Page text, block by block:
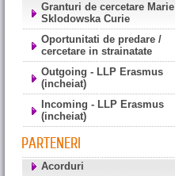
Granturi de cercetare Marie
Sklodowska Curie
Oportunitati de predare /
cercetare in strainatate
Outgoing - LLP Erasmus
(incheiat)
Incoming - LLP Erasmus
(incheiat)
PARTENERI
Acorduri